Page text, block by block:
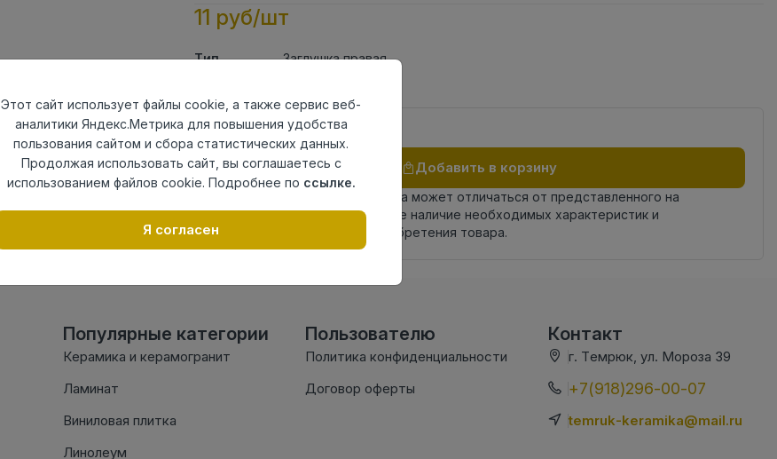
11 руб/шт
Тип
Заглушка правая
Материал
28 шт
Добавить в корзину
Внимание! Внешний вид товара может отличаться от представленного на
настоящем сайте. Проверяйте наличие необходимых характеристик и
комплектации в момент приобретения товара.
Популярные категории
Керамика и керамогранит
Ламинат
Виниловая плитка
Линолеум
Пользователю
Политика конфиденциальности
Договор оферты
Контакт
г. Темрюк, ул. Мороза 39
+7(918)296-00-07
temruk-keramika@mail.ru
Этот сайт использует файлы cookie, а также сервис веб-
аналитики Яндекс.Метрика для повышения удобства
пользования сайтом и сбора статистических данных.
Продолжая использовать сайт, вы соглашаетесь с
использованием файлов cookie. Подробнее по ссылке.
Я согласен